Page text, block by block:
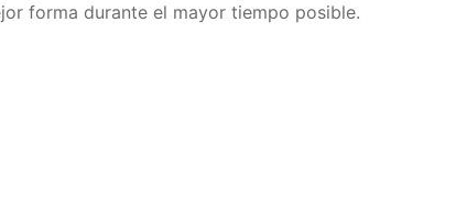
forma durante el mayor tiempo posible.